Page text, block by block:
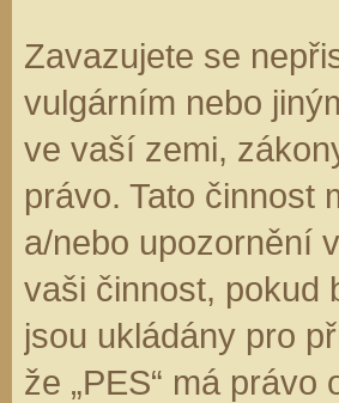
Zavazujete se
vulgárním nebo
ve vaší zemi,
právo. Tato činnost
a/nebo upozornění
vaši činnost, pokud
jsou ukládány pro
že „PES“ má